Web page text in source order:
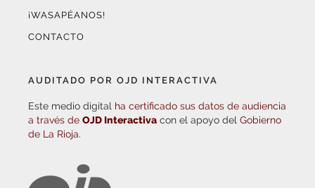
¡WASAPÉANOS!
CONTACTO
AUDITADO POR OJD INTERACTIVA
Este medio digital ha certificado sus datos de audiencia
a través de OJD Interactiva con el apoyo del Gobierno
de La Rioja.